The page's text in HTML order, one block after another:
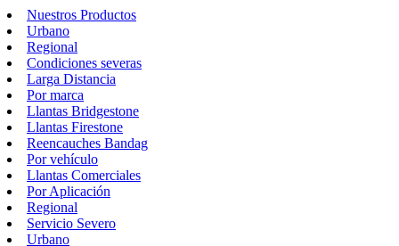
Nuestros Productos
Urbano
Regional
Condiciones severas
Larga Distancia
Por marca
Llantas Bridgestone
Llantas Firestone
Reencauches Bandag
Por vehículo
Llantas Comerciales
Por Aplicación
Regional
Servicio Severo
Urbano